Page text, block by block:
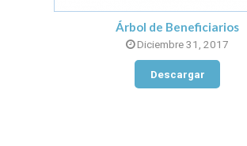
Árbol de Beneficiarios
Diciembre 31, 2017
Descargar